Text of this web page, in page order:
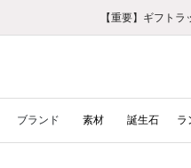
お修
【重要】令和
【重要】ギフト
【重要
税込5,500円
新規会
新規LINE
会員限定！
お修
【重要】令和
ブランド 素材 誕生石 ラ